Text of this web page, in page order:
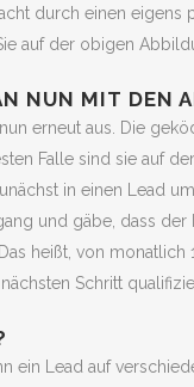
durch einen eigens
auf der obigen
NUN MIT DEN
erneut aus. Die
Falle sind sie auf
in einen Lead
und gäbe, dass der
heißt, von
Schritt
ein Lead auf